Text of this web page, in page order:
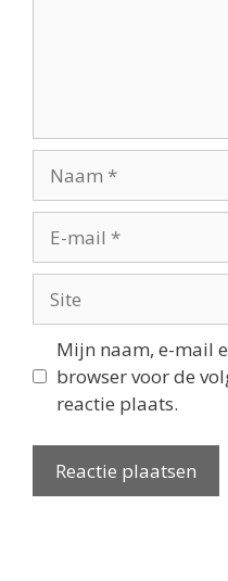
Mijn naam, e-mail
browser voor de
reactie plaats.